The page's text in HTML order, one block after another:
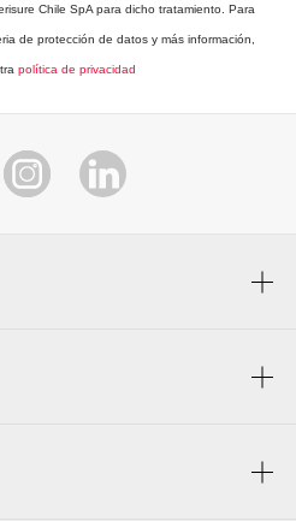
Chile SpA para dicho tratamiento. Para
de protección de datos y más información,
política de privacidad